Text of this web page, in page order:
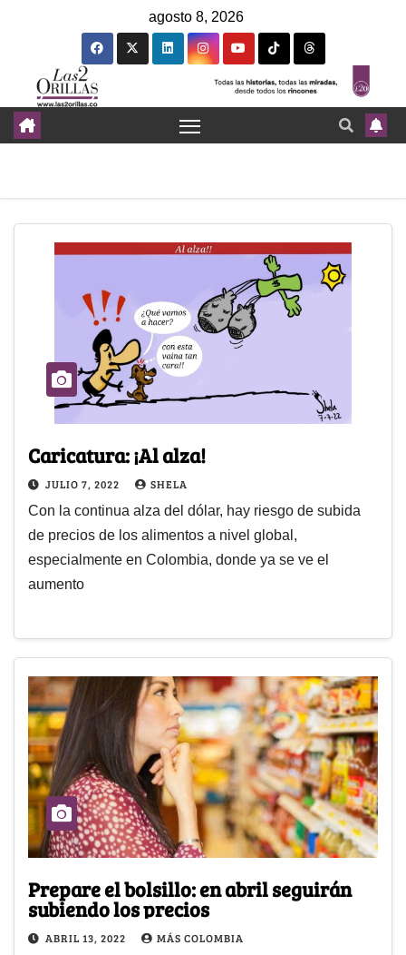
agosto 8, 2026
Caricatura: ¡Al alza!
JULIO 7, 2022 SHELA
Con la continua alza del dólar, hay riesgo de subida
de precios de los alimentos a nivel global,
especialmente en Colombia, donde ya se ve el
aumento
Prepare el bolsillo: en abril seguirán
subiendo los precios
ABRIL 13, 2022 MÁS COLOMBIA